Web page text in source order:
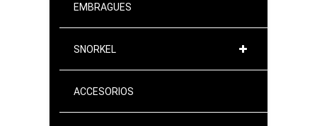
EMBRAGUES
SNORKEL
ACCESORIOS